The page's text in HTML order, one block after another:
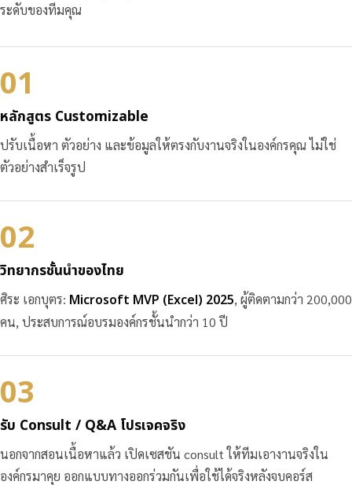
ระดับของทีมคุณ
01
หลักสูตร Customizable
ปรับเนื้อหา ตัวอย่าง และข้อมูลให้ตรงกับงานจริงในองค์กรคุณ ไม่ใช่
ตัวอย่างสำเร็จรูป
02
วิทยากรชั้นนำของไทย
ศิระ เอกบุตร: Microsoft MVP (Excel) 2025, ผู้ติดตามกว่า 200,000
คน, ประสบการณ์อบรมองค์กรชั้นนำกว่า 10 ปี
03
รับ Consult / Q&A โปรเจคจริง
นอกจากสอนเนื้อหาแล้ว เปิดเซสชัน consult ให้ทีมเอางานจริงใน
องค์กรมาคุย ออกแบบทางออกร่วมกันเพื่อใช้ได้จริงหลังจบคอร์ส